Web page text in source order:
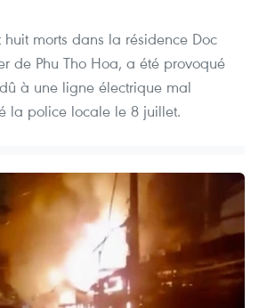
morts dans la résidence Doc
de Phu Tho Hoa, a été provoqué
à une ligne électrique mal
la police locale le 8 juillet.